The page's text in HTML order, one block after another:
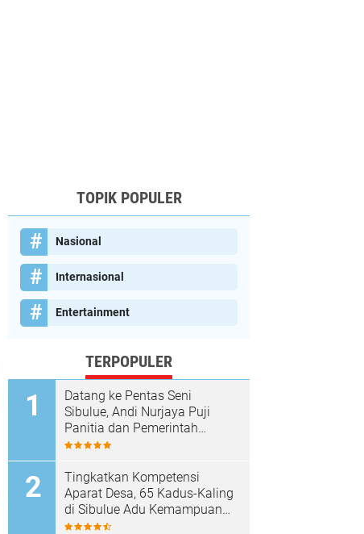
TOPIK POPULER
Nasional
Internasional
Entertainment
TERPOPULER
Datang ke Pentas Seni
Sibulue, Andi Nurjaya Puji
Panitia dan Pemerintah
Kecamatan
Tingkatkan Kompetensi
Aparat Desa, 65 Kadus-Kaling
di Sibulue Adu Kemampuan
Berpidato